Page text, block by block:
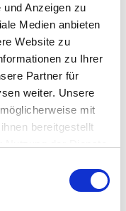
Anzeigen zu
Medien anbieten
Website zu
zu Ihrer
Partner für
weiter. Unsere
mit
bereitgestellt
Wohnungen
Wohnung miete
Wohnungssuche
Wohnung
Braunschweig
Immobilie
Hauskauf
Einfamilienhaus